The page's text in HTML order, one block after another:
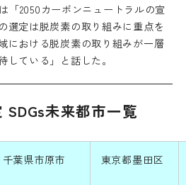
「2050カーボンニュートラルの宣
選定は脱炭素の取り組みに重点を
における脱炭素の取り組みが一層
ている」と話した。
SDGs未来都市一覧
千葉県市原市 東京都墨田区